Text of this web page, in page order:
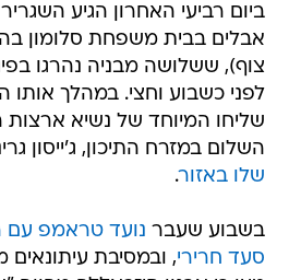
ביום רביעי האחרון הגיע
אבלים בבית משפחת סלומון
צוף), ששלושה מבניה נהרגו
לפני כשבוע וחצי. במהלך אותו
שליחו המיוחד של נשיא ארצות
השלום במזרח התיכון, ג'ייסון
שלו באזור.
בשבוע שעבר נועד טראמפ עם
סעד חרירי, ובמסיבת